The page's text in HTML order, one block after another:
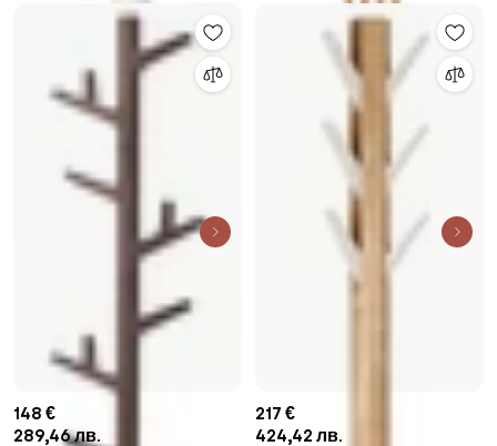
148 €
289,46 лв.
217 €
424,42 лв.